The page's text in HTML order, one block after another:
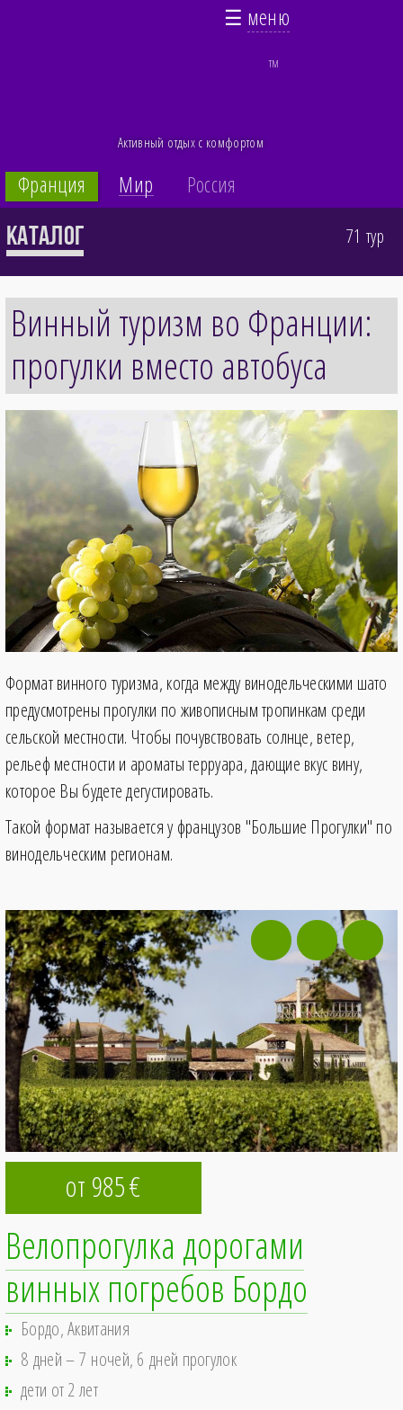
TM
Активный отдых с комфортом
Франция Мир Россия
☰ меню
Каталог 71 тур
Винный туризм во Франции:
прогулки вместо автобуса
Формат винного туризма, когда между винодельческими шато
предусмотрены прогулки по живописным тропинкам среди
сельской местности. Чтобы почувствовать солнце, ветер,
рельеф местности и ароматы терруара, дающие вкус вину,
которое Вы будете дегустировать.
Такой формат называется у французов "Большие Прогулки" по
винодельческим регионам.
от 985€
Велопрогулка дорогами
винных погребов Бордо
Бордо, Аквитания
8 дней – 7 ночей, 6 дней прогулок
дети от 2 лет